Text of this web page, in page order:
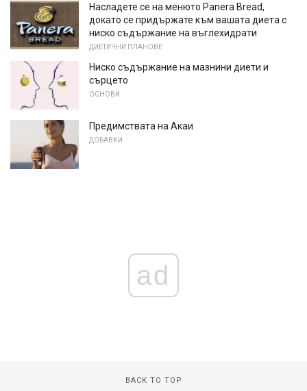
Насладете се на менюто Panera Bread,
докато се придържате към вашата диета с
ниско съдържание на въглехидрати
ДИЕТИЧНИ ПЛАНОВЕ
Ниско съдържание на мазнини диети и
сърцето
ОСНОВИ
Предимствата на Акаи
ДОБАВКИ
ad
BACK TO TOP